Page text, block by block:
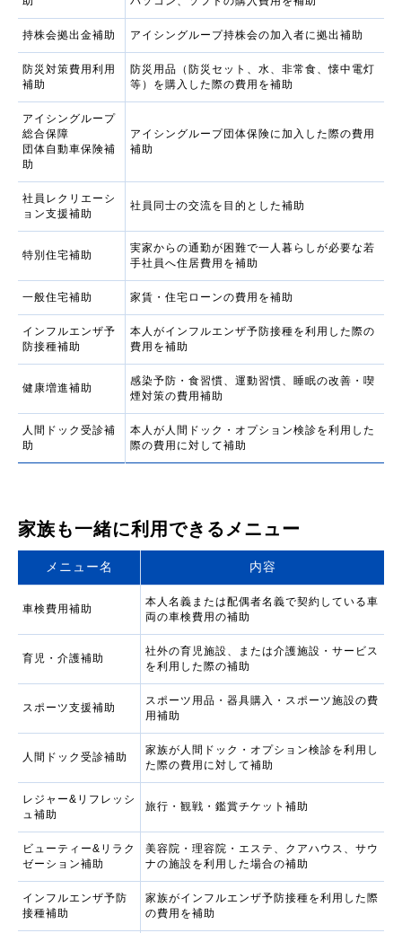
持株会拠出金補助 アイシングループ持株会の加入者に拠出補助
防災対策費用利用
補助
防災用品（防災セット、水、非常食、懐中電灯
等）を購入した際の費用を補助
アイシングループ
総合保障
団体自動車保険補
助
アイシングループ団体保険に加入した際の費用
補助
社員レクリエーシ
ョン支援補助
社員同士の交流を目的とした補助
特別住宅補助
実家からの通勤が困難で一人暮らしが必要な若
手社員へ住居費用を補助
一般住宅補助 家賃・住宅ローンの費用を補助
インフルエンザ予
防接種補助
本人がインフルエンザ予防接種を利用した際の
費用を補助
健康増進補助
感染予防・食習慣、運動習慣、睡眠の改善・喫
煙対策の費用補助
人間ドック受診補
助
本人が人間ドック・オプション検診を利用した
際の費用に対して補助
家族も一緒に利用できるメニュー
メニュー名 内容
車検費用補助
本人名義または配偶者名義で契約している車
両の車検費用の補助
育児・介護補助
社外の育児施設、または介護施設・サービス
を利用した際の補助
スポーツ支援補助
スポーツ用品・器具購入・スポーツ施設の費
用補助
人間ドック受診補助
家族が人間ドック・オプション検診を利用し
た際の費用に対して補助
レジャー&リフレッシ
ュ補助
旅行・観戦・鑑賞チケット補助
ビューティー&リラク
ゼーション補助
美容院・理容院・エステ、クアハウス、サウ
ナの施設を利用した場合の補助
インフルエンザ予防
接種補助
家族がインフルエンザ予防接種を利用した際
の費用を補助